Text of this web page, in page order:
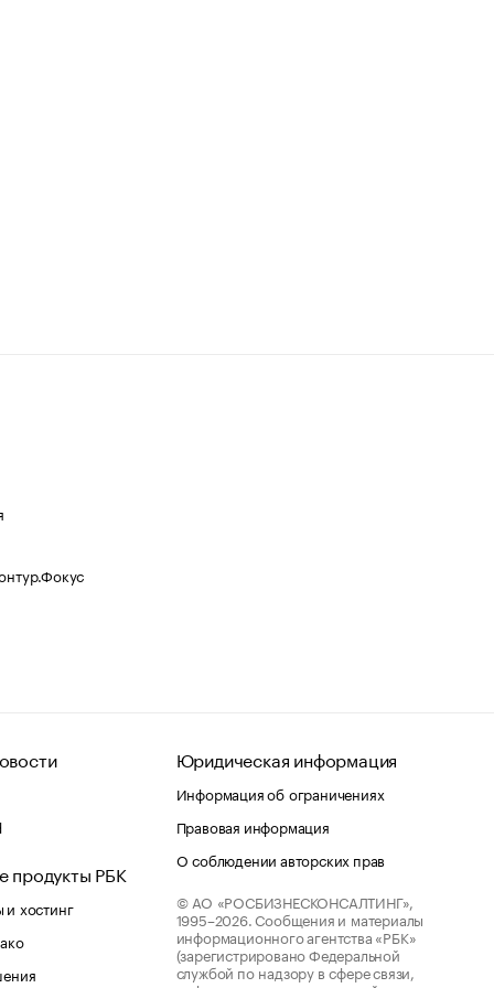
продукты РБК
хостинг
Юридическая информация
Информация об ограничениях
Правовая информация
О соблюдении авторских прав
© АО «РОСБИЗНЕСКОНСАЛТИНГ»,
1995–2026. Сообщения и материалы
информационного агентства «РБК»
(зарегистрировано Федеральной
службой по надзору в сфере связи,